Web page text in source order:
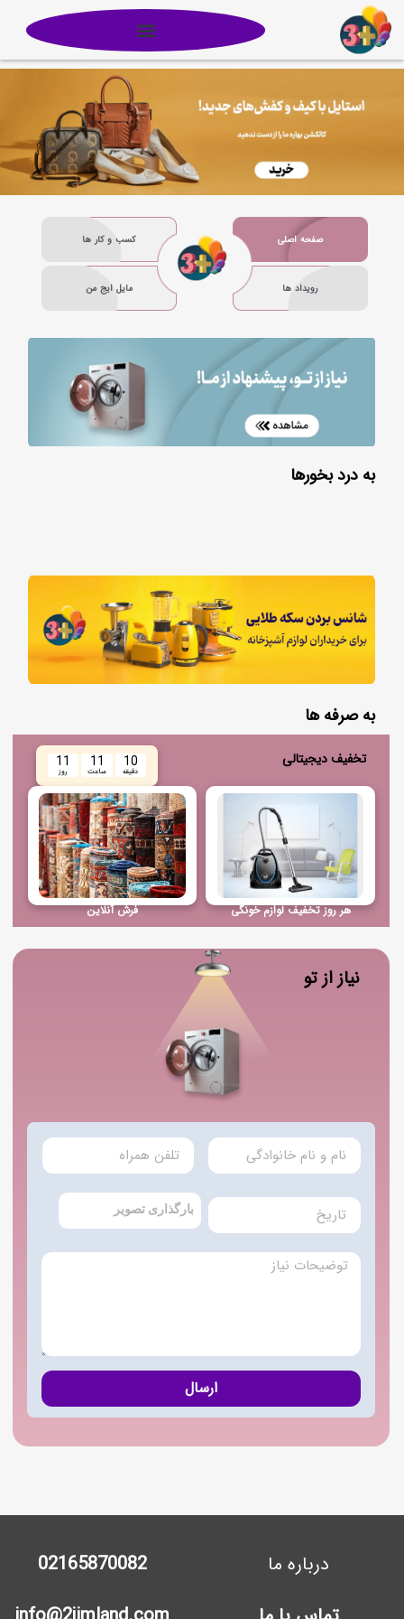
صفحه اصلی کسب و کار ها
رویداد ها مایل ایج من
به درد بخورها
به صرفه ها
تخفیف دیجیتالی 11
روز 11
ساعت 10
دقیقه
هر روز تخفیف لوازم خونگی فرش آنلاین
نیاز از تو
بارگذاری تصویر
ارسال
درباره ما
02165870082